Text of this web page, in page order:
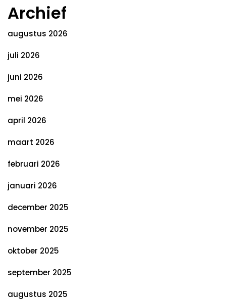
Archief
augustus 2026
juli 2026
juni 2026
mei 2026
april 2026
maart 2026
februari 2026
januari 2026
december 2025
november 2025
oktober 2025
september 2025
augustus 2025